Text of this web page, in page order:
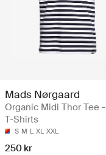
Mads Nørgaard
Organic Midi Thor Tee -
T-Shirts
S M L XL XXL
250 kr